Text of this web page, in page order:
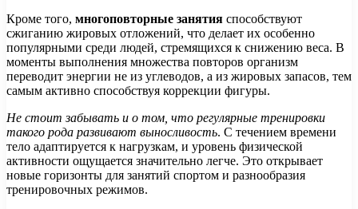
Кроме того, многоповторные занятия способствуют
сжиганию жировых отложений, что делает их особенно
популярными среди людей, стремящихся к снижению веса. В
моменты выполнения множества повторов организм
переводит энергии не из углеводов, а из жировых запасов, тем
самым активно способствуя коррекции фигуры.
Не стоит забывать и о том, что регулярные тренировки
такого рода развивают выносливость. С течением времени
тело адаптируется к нагрузкам, и уровень физической
активности ощущается значительно легче. Это открывает
новые горизонты для занятий спортом и разнообразия
тренировочных режимов.